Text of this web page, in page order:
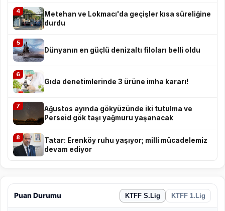
4
Metehan ve Lokmacı'da geçişler kısa süreliğine
durdu
5
Dünyanın en güçlü denizaltı filoları belli oldu
6
Gıda denetimlerinde 3 ürüne imha kararı!
7
Ağustos ayında gökyüzünde iki tutulma ve
Perseid gök taşı yağmuru yaşanacak
8
Tatar: Erenköy ruhu yaşıyor; milli mücadelemiz
devam ediyor
Puan Durumu KTFF S.Lig KTFF 1.Lig